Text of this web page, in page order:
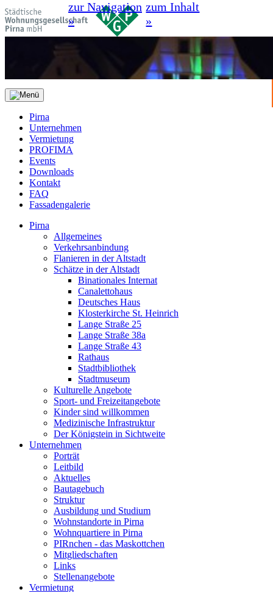
zur Navigation
»
zum Inhalt
»
Pirna
Unternehmen
Vermietung
PROFIMA
Events
Downloads
Kontakt
FAQ
Fassadengalerie
Pirna
Allgemeines
Verkehrsanbindung
Flanieren in der Altstadt
Schätze in der Altstadt
Binationales Internat
Canalettohaus
Deutsches Haus
Klosterkirche St. Heinrich
Lange Straße 25
Lange Straße 38a
Lange Straße 43
Rathaus
Stadtbibliothek
Stadtmuseum
Kulturelle Angebote
Sport- und Freizeitangebote
Kinder sind willkommen
Medizinische Infrastruktur
Der Königstein in Sichtweite
Unternehmen
Porträt
Leitbild
Aktuelles
Bautagebuch
Struktur
Ausbildung und Studium
Wohnstandorte in Pirna
Wohnquartiere in Pirna
PIRnchen - das Maskottchen
Mitgliedschaften
Links
Stellenangebote
Vermietung